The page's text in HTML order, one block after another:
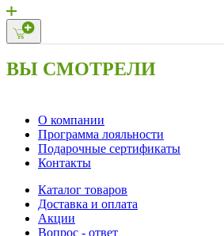
ВЫ СМОТРЕЛИ
О компании
Программа лояльности
Подарочные сертификаты
Контакты
Каталог товаров
Доставка и оплата
Акции
Вопрос - ответ